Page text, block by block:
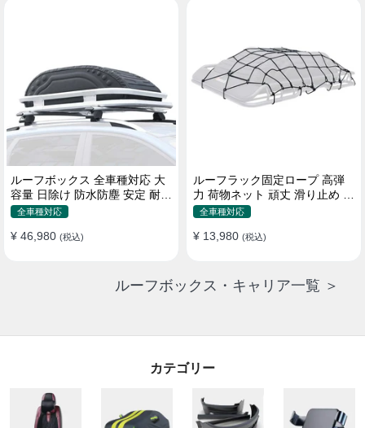
ルーフボックス 全車種対応 大
容量 日除け 防水防塵 安定 耐久
使い便利 折畳式 車用ラゲッジ
全車種対応
¥ 46,980 (税込)
ルーフラック固定ロープ 高弾
力 荷物ネット 頑丈 滑り止め ス
トラップ付き ベースキャリア
全車種対応
¥ 13,980 (税込)
ルーフボックス・キャリア一覧 ＞
カテゴリー